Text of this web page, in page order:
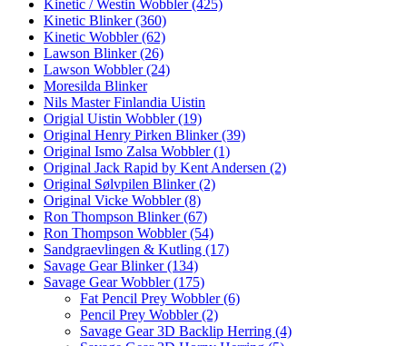
Kinetic / Westin Wobbler (425)
Kinetic Blinker (360)
Kinetic Wobbler (62)
Lawson Blinker (26)
Lawson Wobbler (24)
Moresilda Blinker
Nils Master Finlandia Uistin
Origial Uistin Wobbler (19)
Original Henry Pirken Blinker (39)
Original Ismo Zalsa Wobbler (1)
Original Jack Rapid by Kent Andersen (2)
Original Sølvpilen Blinker (2)
Original Vicke Wobbler (8)
Ron Thompson Blinker (67)
Ron Thompson Wobbler (54)
Sandgraevlingen & Kutling (17)
Savage Gear Blinker (134)
Savage Gear Wobbler (175)
Fat Pencil Prey Wobbler (6)
Pencil Prey Wobbler (2)
Savage Gear 3D Backlip Herring (4)